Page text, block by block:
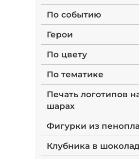
По событию
Герои
По цвету
По тематике
Печать логотипов
шарах
Фигурки из
Клубника в